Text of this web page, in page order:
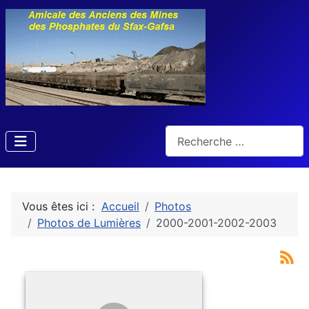
Vous êtes ici : Accueil
Photos
Photos de Lumières
2000-2001-2002-2003